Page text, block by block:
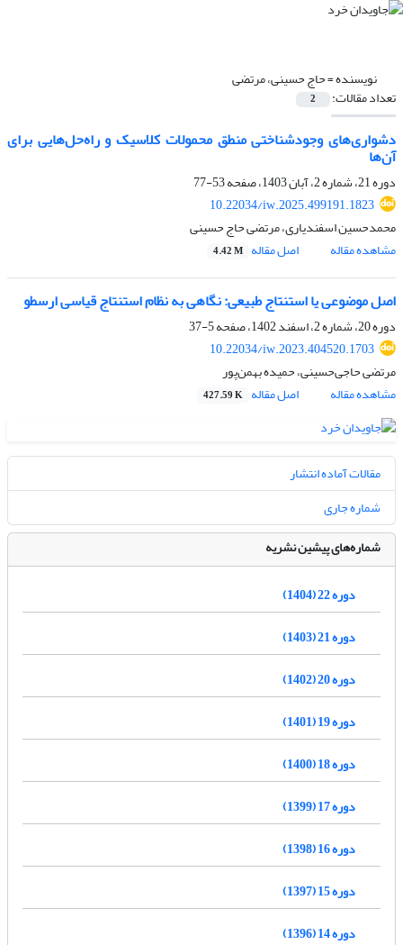
نویسنده =حاج حسینی، مرتضی
تعداد مقالات: 2
دشواری‌های وجودشناختی منطق محمولات کلاسیک و راه‌حل‌هایی برای
آن‌ها
دوره 21، شماره 2، آبان 1403، صفحه
53-77
10.22034/iw.2025.499191.1823
محمدحسین اسفندیاری، مرتضی حاج حسینی
مشاهده مقاله
اصل مقاله 4.42 M
اصل موضوعی یا استنتاج طبیعی: نگاهی به نظام استنتاج قیاسی ارسطو
دوره 20، شماره 2، اسفند 1402، صفحه
5-37
10.22034/iw.2023.404520.1703
مرتضی حاجی‌حسینی، حمیده بهمن‌پور
مشاهده مقاله
اصل مقاله 427.59 K
مقالات آماده انتشار
شماره جاری
شماره‌های پیشین نشریه
دوره 22 (1404)
دوره 21 (1403)
دوره 20 (1402)
دوره 19 (1401)
دوره 18 (1400)
دوره 17 (1399)
دوره 16 (1398)
دوره 15 (1397)
دوره 14 (1396)